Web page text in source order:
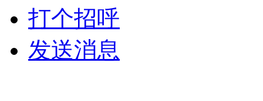
打个招呼
发送消息